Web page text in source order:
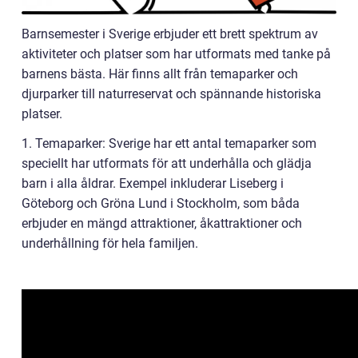
Barnsemester i Sverige erbjuder ett brett spektrum av
aktiviteter och platser som har utformats med tanke på
barnens bästa. Här finns allt från temaparker och
djurparker till naturreservat och spännande historiska
platser.
1. Temaparker: Sverige har ett antal temaparker som
speciellt har utformats för att underhålla och glädja
barn i alla åldrar. Exempel inkluderar Liseberg i
Göteborg och Gröna Lund i Stockholm, som båda
erbjuder en mängd attraktioner, åkattraktioner och
underhållning för hela familjen.